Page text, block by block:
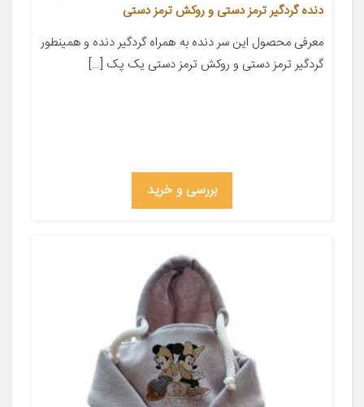
دنده گردگیر ترمز دستی و روکش ترمز دستی
معرفی محصول این سر دنده به همراه گردگیر دنده و همینطور
گردگیر ترمز دستی و روکش ترمز دستی یک پک […]
بررسی و خرید